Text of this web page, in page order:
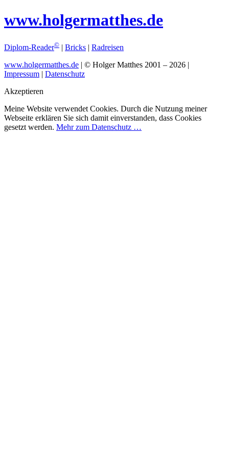
www.holgermatthes.de
Diplom-Reader© | Bricks | Radreisen
www.holgermatthes.de | © Holger Matthes 2001 – 2026 |
Impressum | Datenschutz
Akzeptieren
Meine Website verwendet Cookies. Durch die Nutzung meiner
Webseite erklären Sie sich damit einverstanden, dass Cookies
gesetzt werden. Mehr zum Datenschutz …